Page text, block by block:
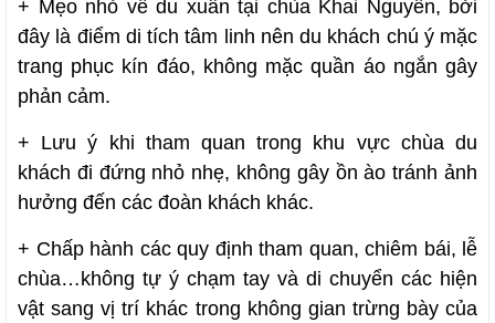
+ Mẹo nhỏ về du xuân tại chùa Khai Nguyên, bởi
đây là điểm di tích tâm linh nên du khách chú ý mặc
trang phục kín đáo, không mặc quần áo ngắn gây
phản cảm.
+ Lưu ý khi tham quan trong khu vực chùa du
khách đi đứng nhỏ nhẹ, không gây ồn ào tránh ảnh
hưởng đến các đoàn khách khác.
+ Chấp hành các quy định tham quan, chiêm bái, lễ
chùa…không tự ý chạm tay và di chuyển các hiện
vật sang vị trí khác trong không gian trừng bày của